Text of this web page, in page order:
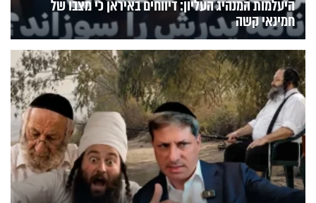
היעלמות המנהיג העליון: דיווחים באיראן כי מצבו של
חמינאי קשה